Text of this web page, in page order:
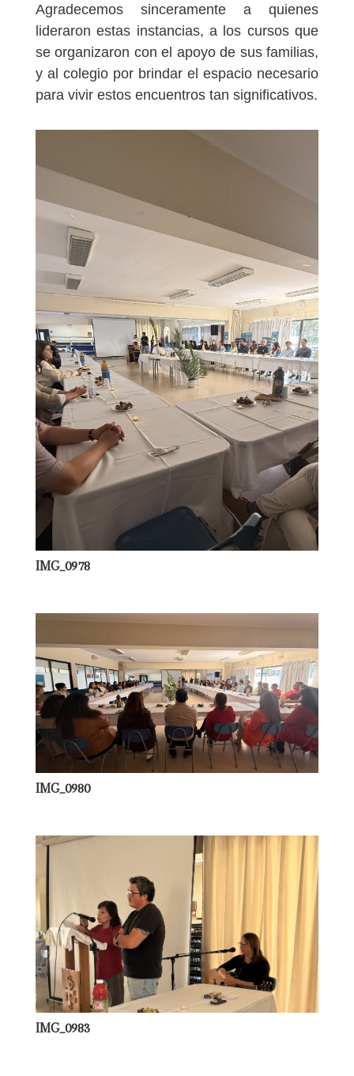
Agradecemos sinceramente a quienes
lideraron estas instancias, a los cursos que
se organizaron con el apoyo de sus familias,
y al colegio por brindar el espacio necesario
para vivir estos encuentros tan significativos.
IMG_0978
IMG_0980
IMG_0983